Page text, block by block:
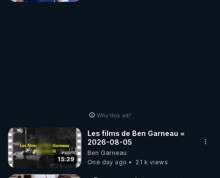
Why this ad?
15:39
Les films de Ben Garneau =
2026-08-05
Ben Garneau
One day ago
2.1 k views